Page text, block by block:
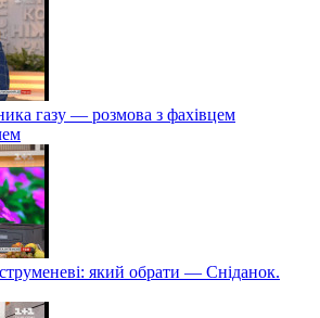
газу — розмова з фахівцем
який обрати — Сніданок.